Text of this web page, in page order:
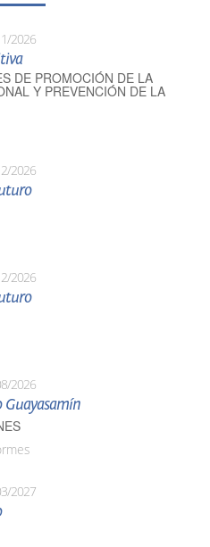
2026
DE PROMOCIÓN DE LA
Y PREVENCIÓN DE LA
2026
2026
2026
Guayasamín
2027